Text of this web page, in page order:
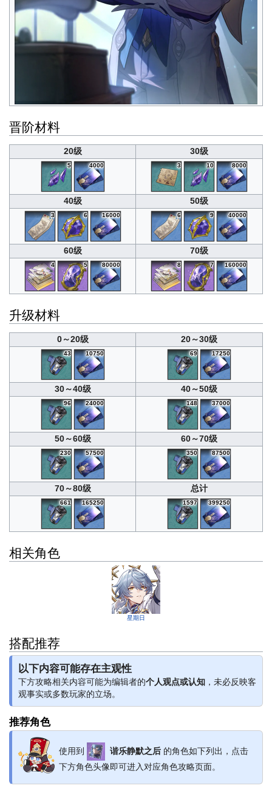
晋阶材料
20级 30级
5 4000 3 10 8000
40级 50级
3 6 16000 6 9 40000
60级 70级
4 5 80000 8 7 160000
升级材料
0～20级 20～30级
43 10750 69 17250
30～40级 40～50级
96 24000 148 37000
50～60级 60～70级
230 57500 350 87500
70～80级 总计
661 165250 1597 399250
相关角色
星期日
搭配推荐
以下内容可能存在主观性
下方攻略相关内容可能为编辑者的个人观点或认知 ，未必反映客
观事实或多数玩家的立场。
推荐角色
使用到 谐乐静默之后 的角色如下列出，点击
下方角色头像即可进入对应角色攻略页面。